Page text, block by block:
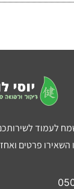
לעמוד
השאירו פרטים